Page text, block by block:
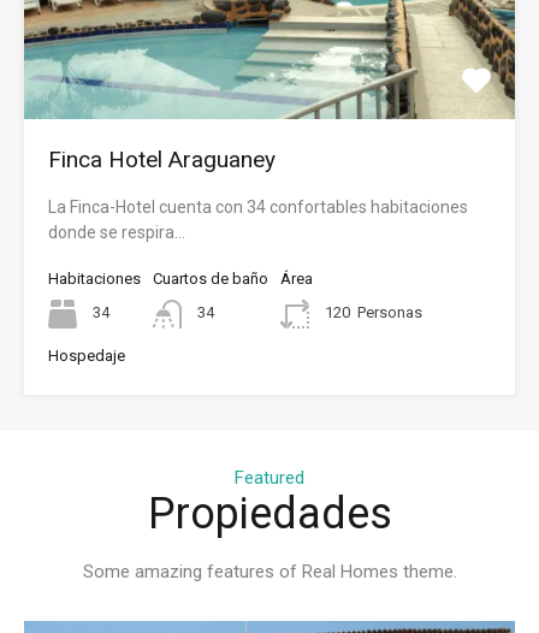
Finca Hotel Araguaney
La Finca-Hotel cuenta con 34 confortables habitaciones
donde se respira…
Habitaciones
34
Cuartos de baño
34
Área
120 Personas
Hospedaje
Featured
Propiedades
Some amazing features of Real Homes theme.